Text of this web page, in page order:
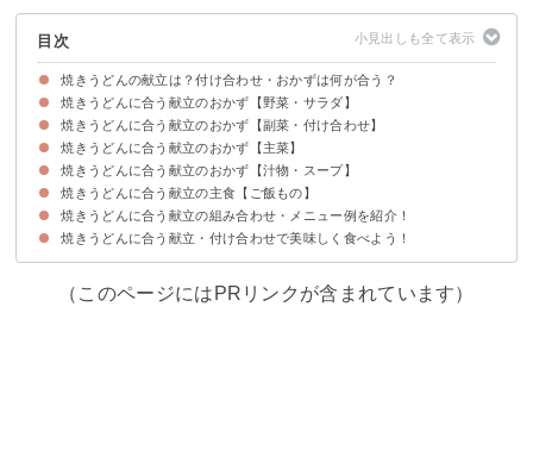
目次
焼きうどんの献立は？付け合わせ・おかずは何が合う？
焼きうどんに合う献立のおかず【野菜・サラダ】
①トマトときゅうりの中華サラダ
②コールスロー
③チョレギサラダ
④大根と人参のじゃこサラダ
⑤ナスの揚げ浸し
焼きうどんに合う献立のおかず【副菜・付け合わせ】
①切り干し大根の煮物
②厚揚げの煮物
③タコとわかめの酢の物
④ひじきの梅肉和え
⑤イカと里芋の煮物
焼きうどんに合う献立のおかず【主菜】
①唐揚げ
②シューマイ
③麻婆豆腐
④エビのマヨネーズ和え
⑤明太子入りの卵焼き
焼きうどんに合う献立のおかず【汁物・スープ】
①ナスの味噌汁
②中華風コーンスープ
③わかめスープ
④豆乳の味噌スープ
⑤水菜のかき玉汁
焼きうどんに合う献立の主食【ご飯もの】
①焼きおにぎり
②いなり寿司
③しらすの炊き込みご飯
④大葉とツナの混ぜご飯
⑤枝豆と塩昆布の混ぜご飯
焼きうどんに合う献立の組み合わせ・メニュー例を紹介！
献立メニュー例①夜の夕飯・夕食向けがっつり系
献立メニュー例②栄養バランスばっちり
献立メニュー例③昼食におすすめ
焼きうどんに合う献立・付け合わせで美味しく食べよう！
（このページにはPRリンクが含まれています）